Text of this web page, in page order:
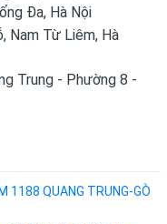
Đa, Hà Nội
Nam Từ Liêm, Hà
Trung - Phường 8 -
1188 QUANG TRUNG-GÒ